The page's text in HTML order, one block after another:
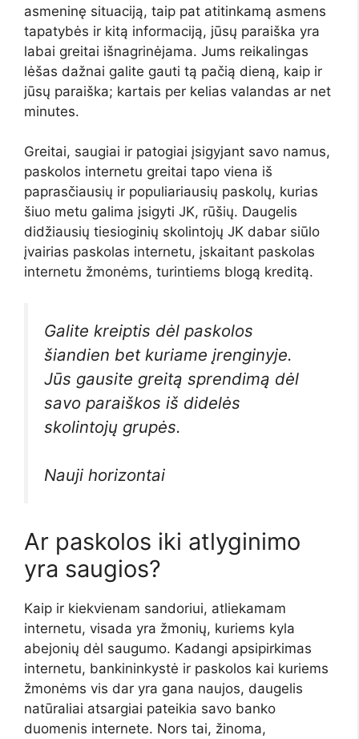
asmeninę situaciją, taip pat atitinkamą asmens
tapatybės ir kitą informaciją, jūsų paraiška yra
labai greitai išnagrinėjama. Jums reikalingas
lėšas dažnai galite gauti tą pačią dieną, kaip ir
jūsų paraiška; kartais per kelias valandas ar net
minutes.
Greitai, saugiai ir patogiai įsigyjant savo namus,
paskolos internetu greitai tapo viena iš
paprasčiausių ir populiariausių paskolų, kurias
šiuo metu galima įsigyti JK, rūšių. Daugelis
didžiausių tiesioginių skolintojų JK dabar siūlo
įvairias paskolas internetu, įskaitant paskolas
internetu žmonėms, turintiems blogą kreditą.
Galite kreiptis dėl paskolos
šiandien bet kuriame įrenginyje.
Jūs gausite greitą sprendimą dėl
savo paraiškos iš didelės
skolintojų grupės.
Nauji horizontai
Ar paskolos iki atlyginimo
yra saugios?
Kaip ir kiekvienam sandoriui, atliekamam
internetu, visada yra žmonių, kuriems kyla
abejonių dėl saugumo. Kadangi apsipirkimas
internetu, bankininkystė ir paskolos kai kuriems
žmonėms vis dar yra gana naujos, daugelis
natūraliai atsargiai pateikia savo banko
duomenis internete. Nors tai, žinoma,